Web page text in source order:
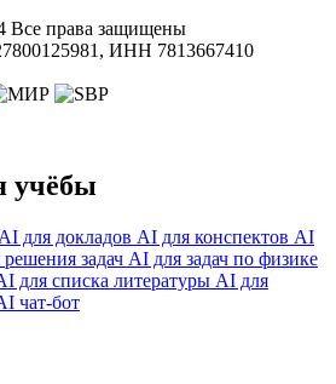
Все права защищены
ИНН 7813667410
учёбы
AI для докладов AI для конспектов AI
задач AI для задач по физике
для списка литературы AI для
чат-бот